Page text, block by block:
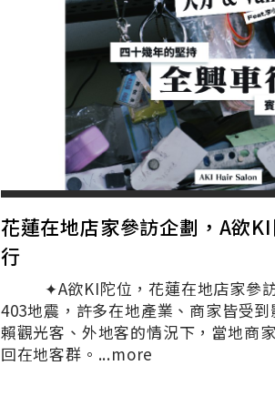
花蓮在地店家參訪企劃，A欲
行
✦A欲KI陀位，花蓮在地店家參訪
403地震，許多在地產業、商家皆受
賴觀光客、外地客的情況下，當地商
回在地客群。...more